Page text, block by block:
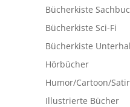
Bücherkiste
Bücherkiste Sci-Fi
Bücherkiste
Hörbücher
Humor/Cartoon/
Illustrierte Bücher